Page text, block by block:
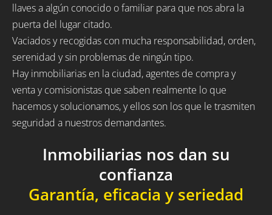
llaves a algún conocido o familiar para que nos abra la
puerta del lugar citado.
Vaciados y recogidas con mucha responsabilidad, orden,
serenidad y sin problemas de ningún tipo.
Hay inmobiliarias en la ciudad, agentes de compra y
venta y comisionistas que saben realmente lo que
hacemos y solucionamos, y ellos son los que le trasmiten
seguridad a nuestros demandantes.
Inmobiliarias nos dan su
confianza
Garantía, eficacia y seriedad